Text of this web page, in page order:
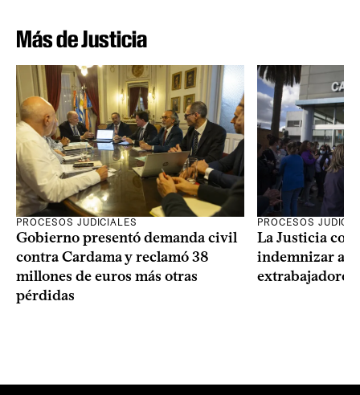
Más de Justicia
PROCESOS JUDICIALES
Gobierno presentó demanda civil
contra Cardama y reclamó 38
millones de euros más otras
pérdidas
PROCESOS
La Justicia
indemnizar a
extrabajadores